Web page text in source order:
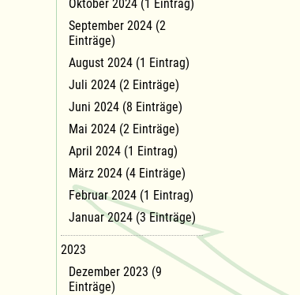
Oktober 2024 (1 Eintrag)
September 2024 (2
Einträge)
August 2024 (1 Eintrag)
Juli 2024 (2 Einträge)
Juni 2024 (8 Einträge)
Mai 2024 (2 Einträge)
April 2024 (1 Eintrag)
März 2024 (4 Einträge)
Februar 2024 (1 Eintrag)
Januar 2024 (3 Einträge)
2023
Dezember 2023 (9
Einträge)